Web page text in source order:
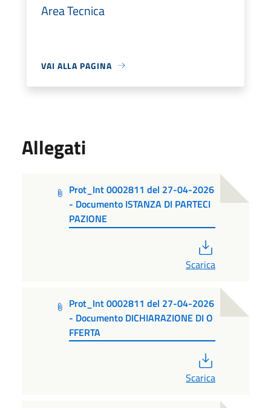
Area Tecnica
VAI ALLA PAGINA
Allegati
Prot_Int 0002811 del 27-04-2026
- Documento ISTANZA DI PARTECI
PAZIONE
Scarica
Prot_Int 0002811 del 27-04-2026
- Documento DICHIARAZIONE DI O
FFERTA
Scarica